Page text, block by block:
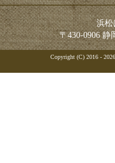
浜松
〒430-0906 静
Copyright (C) 2016 - 2026